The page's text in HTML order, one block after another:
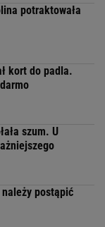
potraktowała
kort do padla.
szum. U
postąpić